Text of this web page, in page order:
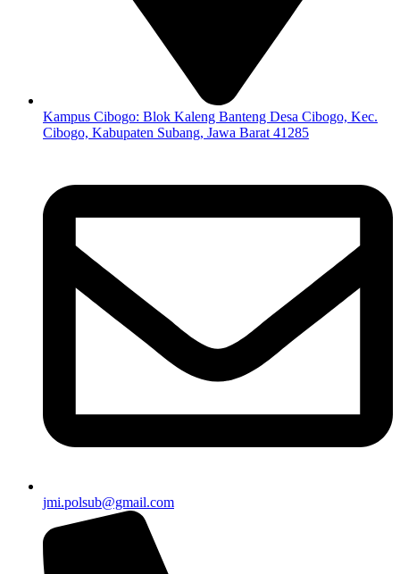
Kampus Cibogo: Blok Kaleng Banteng Desa Cibogo, Kec.
Cibogo, Kabupaten Subang, Jawa Barat 41285
jmi.polsub@gmail.com